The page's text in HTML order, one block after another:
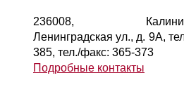
236008,
Ленинградская ул., д. 9А,
385, тел./факс: 365-373
Подробные контакты